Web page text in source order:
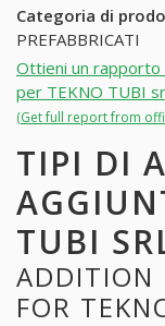
Categoria di
PREFABBRICATI
Ottieni un rapporto
per TEKNO TUBI
(Get full report from
TIPI DI
TUBI
ADDITION
FOR